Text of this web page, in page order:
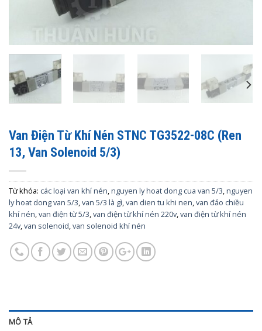
Van Điện Từ Khí Nén STNC TG3522-08C (Ren
13, Van Solenoid 5/3)
Từ khóa: các loại van khí nén,nguyen ly hoat dong cua van 5/3,nguyen
ly hoat dong van 5/3,van 5/3 là gì,van dien tu khi nen,van đảo chiều
khí nén,van điện từ 5/3,van điện từ khí nén 220v,van điện từ khí nén
24v,van solenoid,van solenoid khí nén
MÔ TẢ